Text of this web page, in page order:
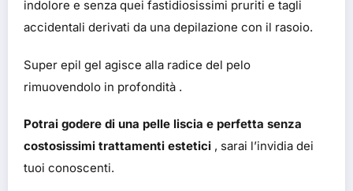
indolore e senza quei fastidiosissimi pruriti e tagli
accidentali derivati da una depilazione con il rasoio.
Super epil gel agisce alla radice del pelo
rimuovendolo in profondità .
Potrai godere di una pelle liscia e perfetta senza
costosissimi trattamenti estetici , sarai l’invidia dei
tuoi conoscenti.